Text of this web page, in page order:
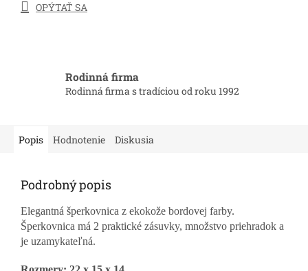
OPÝTAŤ SA
Rodinná firma
Rodinná firma s tradíciou od roku 1992
Popis Hodnotenie Diskusia
Podrobný popis
Elegantná šperkovnica z ekokože bordovej farby.
Šperkovnica má 2 praktické zásuvky, množstvo priehradok a
je uzamykateľná.